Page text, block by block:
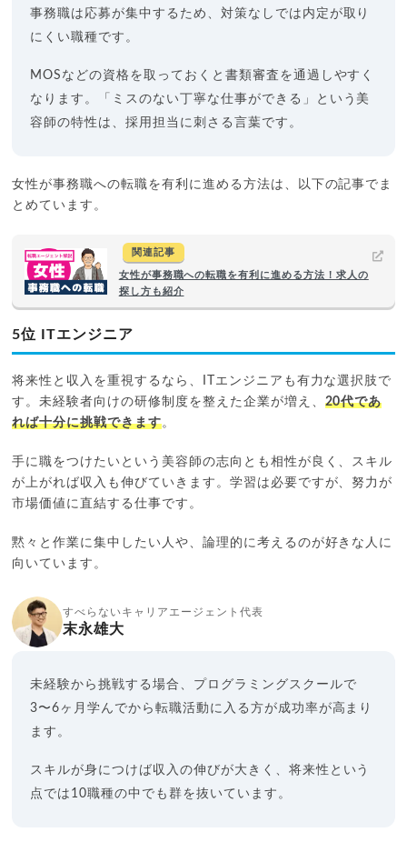
事務職は応募が集中するため、対策なしでは内定が取り
にくい職種です。
MOSなどの資格を取っておくと書類審査を通過しやすく
なります。「ミスのない丁寧な仕事ができる」という美
容師の特性は、採用担当に刺さる言葉です。
女性が事務職への転職を有利に進める方法は、以下の記事でま
とめています。
関連記事
女性が事務職への転職を有利に進める方法！求人の
探し方も紹介
5位 ITエンジニア
将来性と収入を重視するなら、ITエンジニアも有力な選択肢で
す。未経験者向けの研修制度を整えた企業が増え、 20代であ
れば十分に挑戦できます。
手に職をつけたいという美容師の志向とも相性が良く、スキル
が上がれば収入も伸びていきます。学習は必要ですが、努力が
市場価値に直結する仕事です。
黙々と作業に集中したい人や、論理的に考えるのが好きな人に
向いています。
すべらないキャリアエージェント代表
末永雄大
未経験から挑戦する場合、プログラミングスクールで
3〜6ヶ月学んでから転職活動に入る方が成功率が高まり
ます。
スキルが身につけば収入の伸びが大きく、将来性という
点では10職種の中でも群を抜いています。